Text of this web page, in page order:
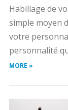
Habillage de
simple moyen
votre
personnalité
MORE »